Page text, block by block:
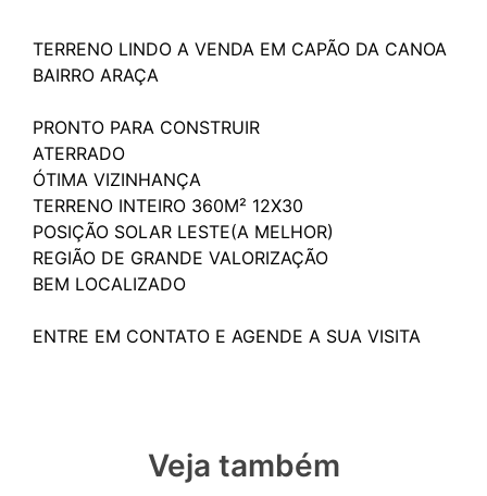
TERRENO LINDO A VENDA EM CAPÃO DA CANOA
BAIRRO ARAÇA
PRONTO PARA CONSTRUIR
ATERRADO
ÓTIMA VIZINHANÇA
TERRENO INTEIRO 360M² 12X30
POSIÇÃO SOLAR LESTE(A MELHOR)
REGIÃO DE GRANDE VALORIZAÇÃO
BEM LOCALIZADO
Veja também